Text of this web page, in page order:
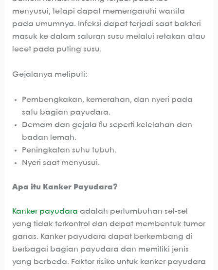
menyusui, tetapi dapat memengaruhi wanita
pada umumnya. Infeksi dapat terjadi saat bakteri
masuk ke dalam saluran susu melalui retakan atau
lecet pada puting susu.
Gejalanya meliputi:
Pembengkakan, kemerahan, dan nyeri pada
satu bagian payudara.
Demam dan gejala flu seperti kelelahan dan
badan lemah.
Peningkatan suhu tubuh.
Nyeri saat menyusui.
Apa itu Kanker Payudara?
Kanker payudara adalah pertumbuhan sel-sel
yang tidak terkontrol dan dapat membentuk tumor
ganas. Kanker payudara dapat berkembang di
berbagai bagian payudara dan memiliki jenis
yang berbeda. Faktor risiko untuk kanker payudara